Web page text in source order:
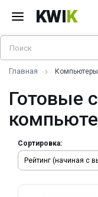
KWIK
Главная Компьютеры
Готовые
Сортировка: